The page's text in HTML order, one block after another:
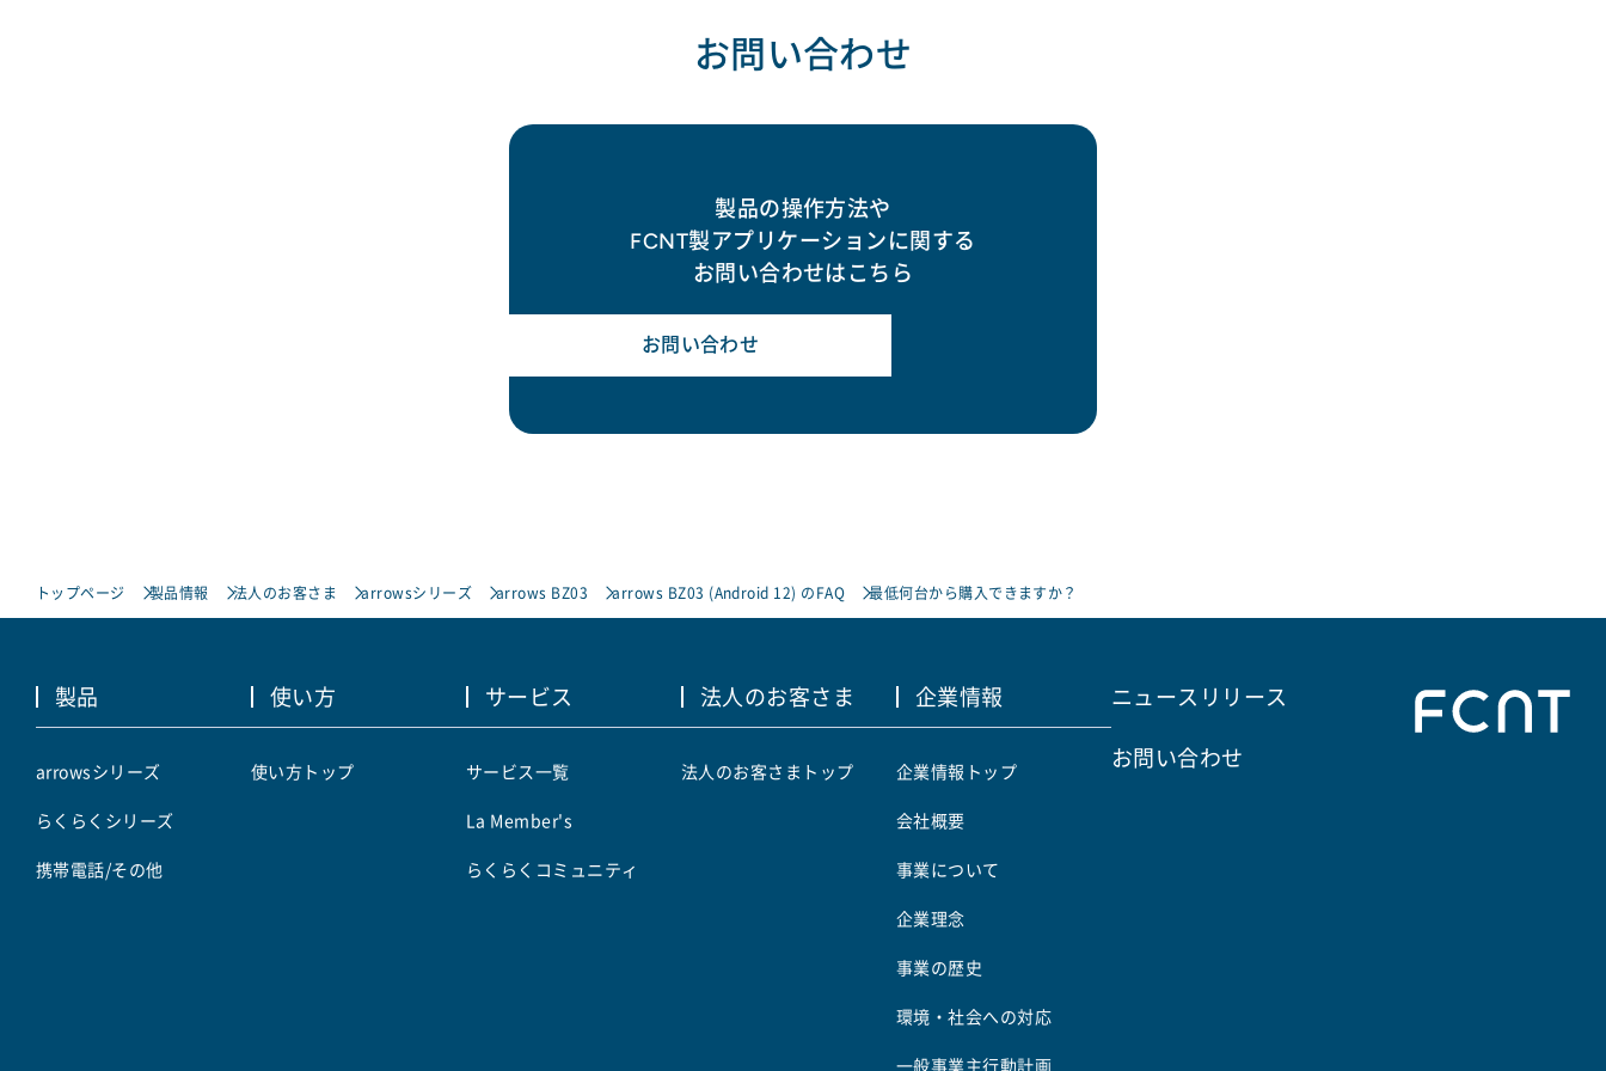
お問い合わせ
製品の操作方法や
FCNT製アプリケーションに関する
お問い合わせはこちら
お問い合わせ
トップページ 製品情報 法人のお客さま arrowsシリーズ arrows BZ03 arrows BZ03 (Android 12) のFAQ 最低何台から購入できますか？
製品
arrowsシリーズ
らくらくシリーズ
携帯電話/その他
使い方
使い方トップ
サービス
サービス一覧
La Member's
らくらくコミュニティ
法人のお客さま
法人のお客さまトップ
企業情報
企業情報トップ
会社概要
事業について
企業理念
事業の歴史
環境・社会への対応
一般事業主行動計画
ニュースリリース
お問い合わせ